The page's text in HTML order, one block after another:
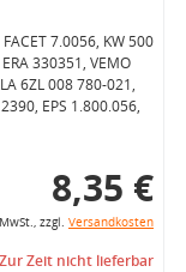
7.0056, KW 500
330351, VEMO
6ZL 008 780-021,
EPS 1.800.056,
8,35 €
zzgl. Versandkosten
Zeit nicht lieferbar